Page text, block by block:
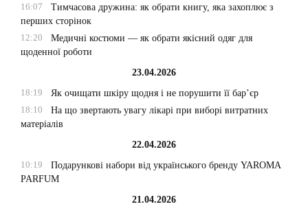
16:07
Тимчасова дружина: як обрати книгу, яка захоплює з
перших сторінок
12:20
Медичні костюми — як обрати якісний одяг для
щоденної роботи
23.04.2026
18:19
Як очищати шкіру щодня і не порушити її бар’єр
18:10
На що звертають увагу лікарі при виборі витратних
матеріалів
22.04.2026
10:19
Подарункові набори від українського бренду YAROMA
PARFUM
21.04.2026